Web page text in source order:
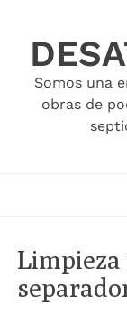
content
Somos una
obras de
Limpieza